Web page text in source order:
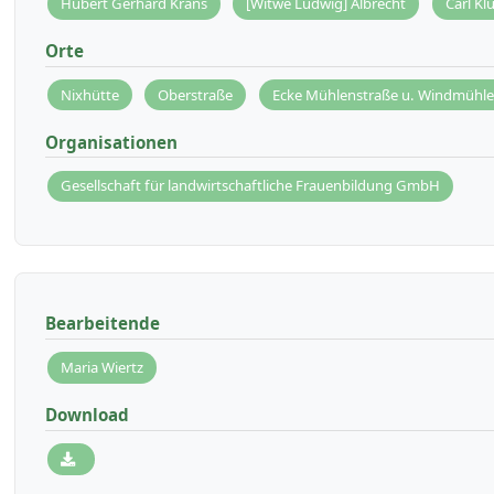
Orte
Nixhütte Oberstraße Ecke Mühlenstraße u.
Organisationen
Gesellschaft für landwirtschaftliche Frauenbildung GmbH
Bearbeitende
Maria Wiertz
Download